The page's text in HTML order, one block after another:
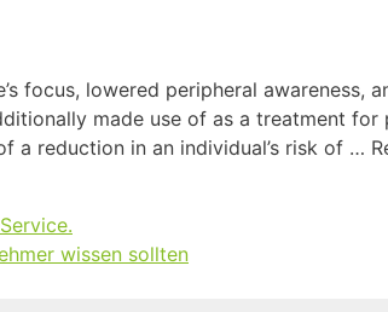
focus, lowered peripheral awareness,
made use of as a treatment
a reduction in an individual’s risk of …
wissen sollten